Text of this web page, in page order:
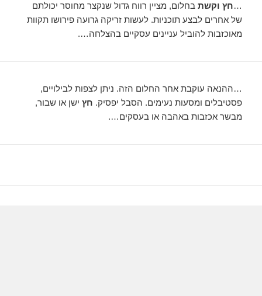
…חץ וקשת בחלום, מציין רווח גדול שנקצר מחוסר יכולתם
של אחרים לבצע תוכניות. לעשות זריקה גרועה פירושו תקוות
מאוכזבות להוביל עניינים עסקיים בהצלחה….
…ההנאה עוקבת אחר החלום הזה. ניתן לצפות לבילויים,
פסטיבלים ומסעות נעימים. הסבל יפסיק. חץ ישן או שבור,
מבשר אכזבות באהבה או בעסקים….